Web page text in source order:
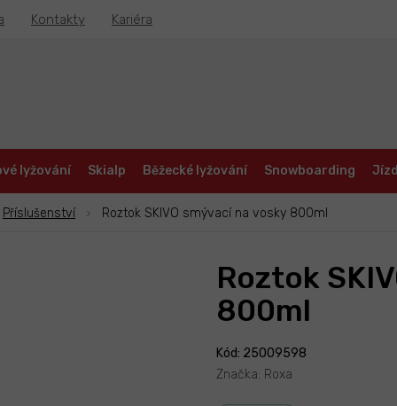
Kontakty Kariéra
lyžování Skialp Běžecké lyžování Snowboarding
Příslušenství Roztok SKIVO smývací na vosky 800ml
Roztok
800ml
Kód: 25009598
Značka: Roxa